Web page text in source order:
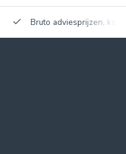
Bruto adviesprijzen,